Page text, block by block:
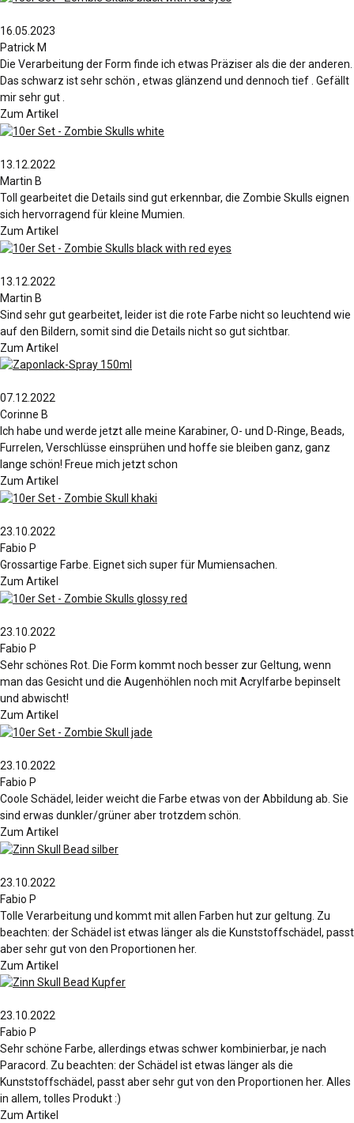
16.05.2023
Patrick M
Die Verarbeitung der Form finde ich etwas Präziser als die der anderen.
Das schwarz ist sehr schön , etwas glänzend und dennoch tief . Gefällt
mir sehr gut .
Zum Artikel
13.12.2022
Martin B
Toll gearbeitet die Details sind gut erkennbar, die Zombie Skulls eignen
sich hervorragend für kleine Mumien.
Zum Artikel
13.12.2022
Martin B
Sind sehr gut gearbeitet, leider ist die rote Farbe nicht so leuchtend wie
auf den Bildern, somit sind die Details nicht so gut sichtbar.
Zum Artikel
07.12.2022
Corinne B
Ich habe und werde jetzt alle meine Karabiner, O- und D-Ringe, Beads,
Furrelen, Verschlüsse einsprühen und hoffe sie bleiben ganz, ganz
lange schön! Freue mich jetzt schon
Zum Artikel
23.10.2022
Fabio P
Grossartige Farbe. Eignet sich super für Mumiensachen.
Zum Artikel
23.10.2022
Fabio P
Sehr schönes Rot. Die Form kommt noch besser zur Geltung, wenn
man das Gesicht und die Augenhöhlen noch mit Acrylfarbe bepinselt
und abwischt!
Zum Artikel
23.10.2022
Fabio P
Coole Schädel, leider weicht die Farbe etwas von der Abbildung ab. Sie
sind erwas dunkler/grüner aber trotzdem schön.
Zum Artikel
23.10.2022
Fabio P
Tolle Verarbeitung und kommt mit allen Farben hut zur geltung. Zu
beachten: der Schädel ist etwas länger als die Kunststoffschädel, passt
aber sehr gut von den Proportionen her.
Zum Artikel
23.10.2022
Fabio P
Sehr schöne Farbe, allerdings etwas schwer kombinierbar, je nach
Paracord. Zu beachten: der Schädel ist etwas länger als die
Kunststoffschädel, passt aber sehr gut von den Proportionen her. Alles
in allem, tolles Produkt :)
Zum Artikel